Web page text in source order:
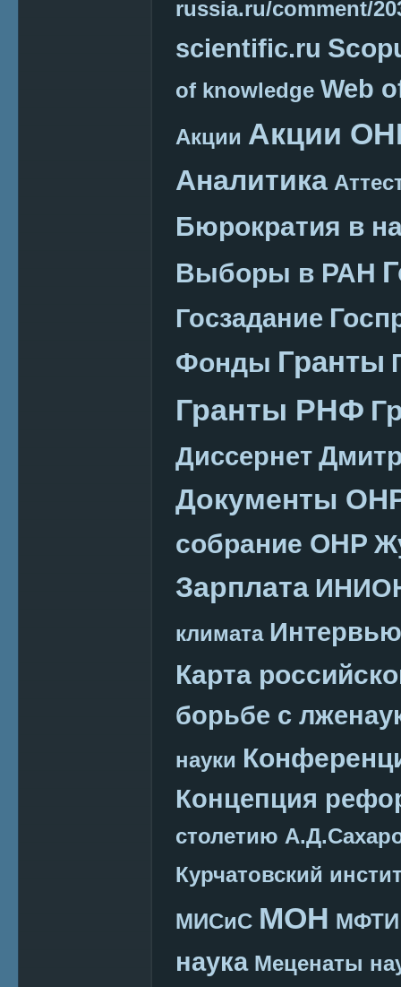
russia.ru/comment/
scientific.ru
of knowledge Web
Акции Акции
Аналитика
Бюрократия в
Выборы в РАН
Госзадание
Фонды Гранты
Гранты РНФ
Диссернет
Документы
собрание ОНР
Зарплата
климата Интервью
Карта
борьбе с
науки
Концепция
столетию
Курчатовский
МИСиС МОН МФТИ
наука Меценаты